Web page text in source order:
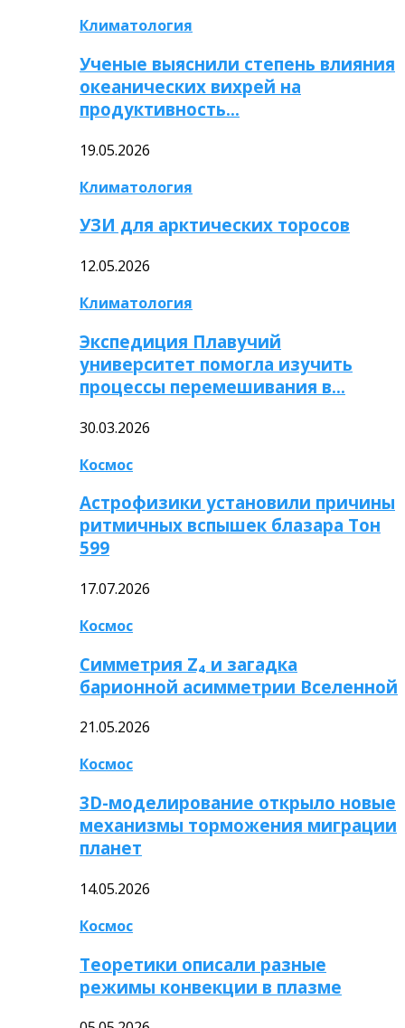
Климатология
Ученые выяснили степень влияния
океанических вихрей на
продуктивность…
19.05.2026
Климатология
УЗИ для арктических торосов
12.05.2026
Климатология
Экспедиция Плавучий
университет помогла изучить
процессы перемешивания в…
30.03.2026
Космос
Астрофизики установили причины
ритмичных вспышек блазара Тон
599
17.07.2026
Космос
Симметрия Z₄ и загадка
барионной асимметрии Вселенной
21.05.2026
Космос
3D-моделирование открыло новые
механизмы торможения миграции
планет
14.05.2026
Космос
Теоретики описали разные
режимы конвекции в плазме